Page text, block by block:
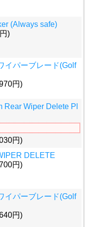
(Always safe)
)
イパーブレード(Golf
円)
Rear Wiper Delete Pl
円)
DELETE
円)
イパーブレード(Golf
円)